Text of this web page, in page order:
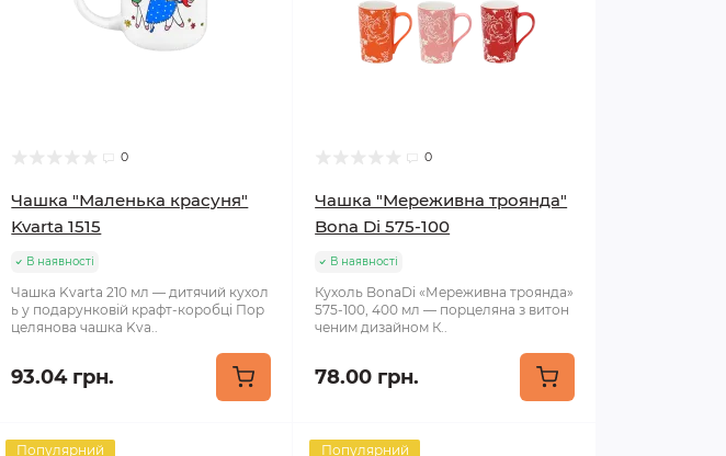
0
Чашка "Маленька красуня"
Kvarta 1515
В наявності
Чашка Kvarta 210 мл — дитячий кухол
ь у подарунковій крафт-коробці Пор
целянова чашка Kva..
93.04 грн.
0
Чашка "Мереживна троянда"
Bona Di 575-100
В наявності
Кухоль BonaDi «Мереживна троянда»
575-100, 400 мл — порцеляна з витон
ченим дизайном К..
78.00 грн.
Популярний Популярний